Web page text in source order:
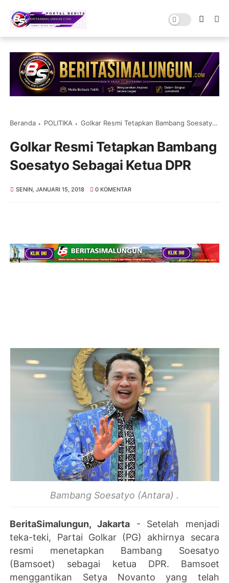
Beranda POLITIKA Golkar Resmi Tetapkan Bambang Soesatyo Sebagai Ketua DPR
Golkar Resmi Tetapkan Bambang
Soesatyo Sebagai Ketua DPR
SENIN, JANUARI 15, 2018 0 KOMENTAR
Bambang Soesatyo (Antara) .
BeritaSimalungun, Jakarta - Setelah menjadi
teka-teki, Partai Golkar (PG) akhirnya secara
resmi menetapkan Bambang Soesatyo
(Bamsoet) sebagai ketua DPR. Bamsoet
menggantikan Setya Novanto yang telah